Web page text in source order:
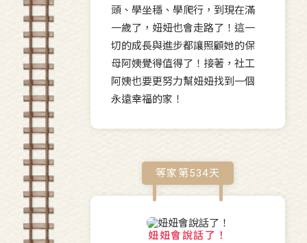
頭、學坐穩、學爬行，到現在滿
一歲了，妞妞也會走路了！這一
切的成長與進步都讓照顧她的保
母阿姨覺得值得了！接著，社工
阿姨也要更努力幫妞妞找到一個
永遠幸福的家！
等家第534天
妞妞會說話了！